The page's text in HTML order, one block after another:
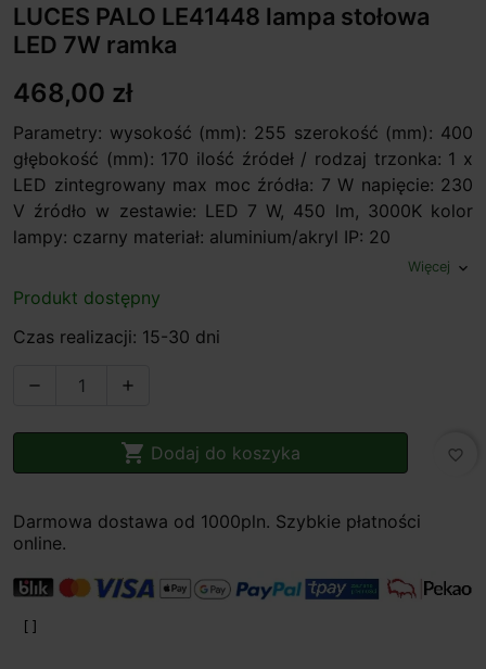
LUCES PALO LE41448 lampa stołowa
LED 7W ramka
468,00 zł
Parametry: wysokość (mm): 255 szerokość (mm): 400
głębokość (mm): 170 ilość źródeł / rodzaj trzonka: 1 x
LED zintegrowany max moc źródła: 7 W napięcie: 230
V źródło w zestawie: LED 7 W, 450 lm, 3000K kolor
lampy: czarny materiał: aluminium/akryl IP: 20
Więcej expand_more
Produkt dostępny
Czas realizacji: 15-30 dni
 
 Dodaj do koszyka favorite_border
Darmowa dostawa od 1000pln. Szybkie płatności
online.